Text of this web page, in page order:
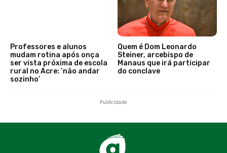
Professores e alunos
mudam rotina após onça
ser vista próxima de escola
rural no Acre: ‘não andar
sozinho’
Quem é Dom Leonardo
Steiner, arcebispo de
Manaus que irá participar
do conclave
Publicidade